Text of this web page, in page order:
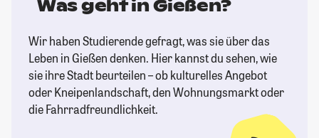
Was geht in Gießen?
Wir haben Studierende gefragt, was sie über das
Leben in Gießen denken. Hier kannst du sehen, wie
sie ihre Stadt beurteilen – ob kulturelles Angebot
oder Kneipenlandschaft, den Wohnungsmarkt oder
die Fahrradfreundlichkeit.